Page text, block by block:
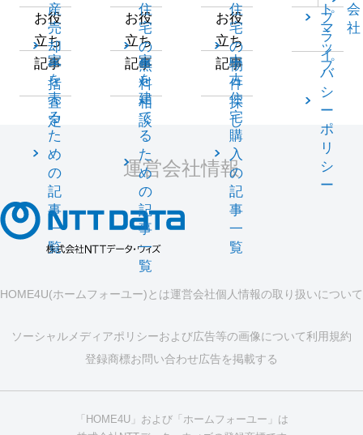
産
売
却
一
括
査
定
お役
立ち
記事
家
を
売
る
た
め
の
記
事
一
覧
住
宅
の
無
料
相
談
お役
立ち
記事
家
を
建
て
る
た
め
の
記
事
一
覧
住
宅
の
物
件
探
し
お役
立ち
記事
中
古
住
宅
購
入
の
記
事
一
覧
ト
マ
ッ
プ
会
社
プ
ラ
イ
バ
シ
ー
ポ
リ
シ
ー
運営会社情報
HOME4U(ホームフォーユー)とは運営会社個人情報の取り扱いについて
ソーシャルメディアポリシーおよび広告等の画像について利用規約
登録商標お問い合わせ広告を掲載する
「HOME4U」および「ホームフォーユー」は